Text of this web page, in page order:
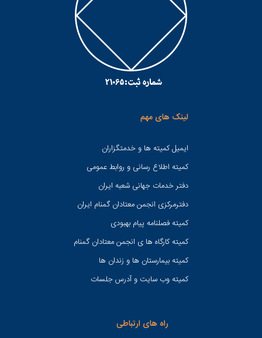
لینک های مهم
ایمیل کمیته ها و خدمتگزاران
کميته اطلاع رسانی و روابط عمومی
دفتر خدمات جهانی شعبه ايران
دفترمرکزی انجمن معتادان گمنام ایران
کمیته فصلنامه پیام بهبودی
کمیته کارگاه ها ی انجمن معتادان گمنام
کمیته بیمارستان ها و زندان ها
کمیته وب سایت و آدرس جلسات
راه های ارتباطی